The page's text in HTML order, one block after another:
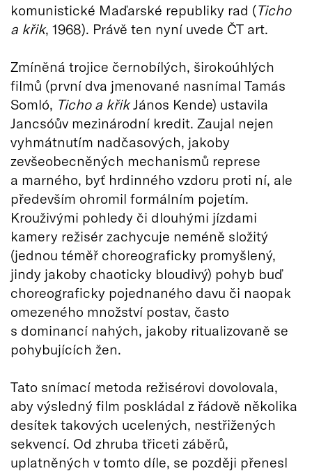
komunistické Maďarské republiky rad (Ticho
a křik, 1968). Právě ten nyní uvede ČT art.
Zmíněná trojice černobílých, širokoúhlých
filmů (první dva jmenované nasnímal Tamás
Somló, Ticho a křikJános Kende) ustavila
Jancsóův mezinárodní kredit. Zaujal nejen
vyhmátnutím nadčasových, jakoby
zevšeobecněných mechanismů represe
a marného, byť hrdinného vzdoru proti ní, ale
především ohromil formálním pojetím.
Krouživými pohledy či dlouhými jízdami
kamery režisér zachycuje neméně složitý
(jednou téměř choreograficky promyšlený,
jindy jakoby chaoticky bloudivý) pohyb buď
choreograficky pojednaného davu či naopak
omezeného množství postav, často
s dominancí nahých, jakoby ritualizovaně se
pohybujících žen.
Tato snímací metoda režisérovi dovolovala,
aby výsledný film poskládal z řádově několika
desítek takových ucelených, nestřižených
sekvencí. Od zhruba třiceti záběrů,
uplatněných v tomto díle, se později přenesl